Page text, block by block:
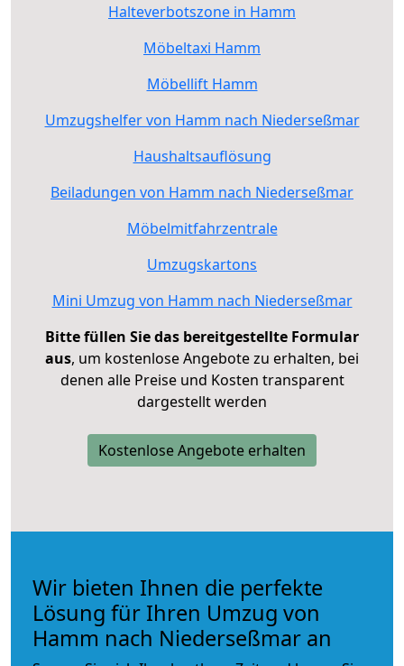
Halteverbotszone in Hamm
Möbeltaxi Hamm
Möbellift Hamm
Umzugshelfer von Hamm nach Niederseßmar
Haushaltsauflösung
Beiladungen von Hamm nach Niederseßmar
Möbelmitfahrzentrale
Umzugskartons
Mini Umzug von Hamm nach Niederseßmar
Bitte füllen Sie das bereitgestellte Formular
aus, um kostenlose Angebote zu erhalten, bei
denen alle Preise und Kosten transparent
dargestellt werden
Kostenlose Angebote erhalten
Wir bieten Ihnen die perfekte
Lösung für Ihren Umzug von
Hamm nach Niederseßmar an